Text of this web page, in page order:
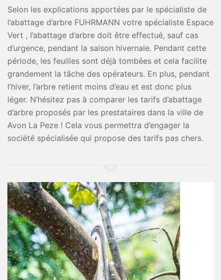
Selon les explications apportées par le spécialiste de
l’abattage d’arbre FUHRMANN votre spécialiste Espace
Vert , l’abattage d’arbre doit être effectué, sauf cas
d’urgence, pendant la saison hivernale. Pendant cette
période, les feuilles sont déjà tombées et cela facilite
grandement la tâche des opérateurs. En plus, pendant
l’hiver, l’arbre retient moins d’eau et est donc plus
léger. N’hésitez pas à comparer les tarifs d’abattage
d’arbre proposés par les prestataires dans la ville de
Avon La Peze ! Cela vous permettra d’engager la
société spécialisée qui propose des tarifs pas chers.